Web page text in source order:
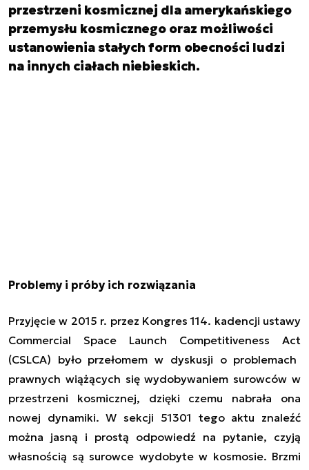
przestrzeni kosmicznej dla amerykańskiego
przemysłu kosmicznego oraz możliwości
ustanowienia stałych form obecności ludzi
na innych ciałach niebieskich.
Problemy i próby ich rozwiązania
Przyjęcie w 2015 r. przez Kongres 114. kadencji ustawy
Commercial Space Launch Competitiveness Act
(CSLCA) było przełomem w dyskusji o problemach
prawnych wiążących się wydobywaniem surowców w
przestrzeni kosmicznej, dzięki czemu nabrała ona
nowej dynamiki. W sekcji 51301 tego aktu znaleźć
można jasną i prostą odpowiedź na pytanie, czyją
własnością są surowce wydobyte w kosmosie. Brzmi